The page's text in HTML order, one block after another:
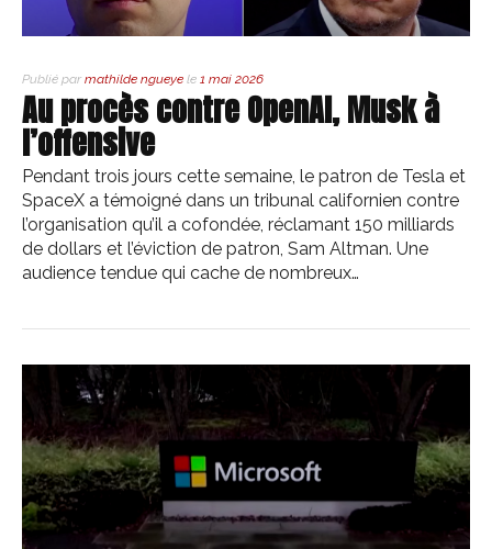
Publié par mathilde ngueye le 1 mai 2026
Au procès contre OpenAI, Musk à
l’offensive
Pendant trois jours cette semaine, le patron de Tesla et
SpaceX a témoigné dans un tribunal californien contre
l’organisation qu’il a cofondée, réclamant 150 milliards
de dollars et l’éviction de patron, Sam Altman. Une
audience tendue qui cache de nombreux…